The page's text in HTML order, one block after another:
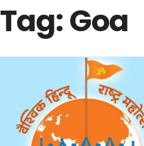
Tag: Goa